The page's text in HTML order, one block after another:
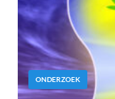
ONDERZOEK